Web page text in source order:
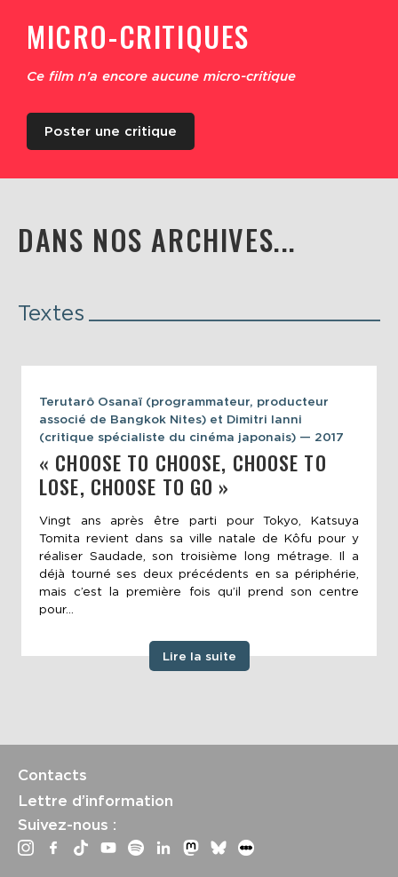
MICRO-CRITIQUES
Ce film n'a encore aucune micro-critique
Poster une critique
DANS NOS ARCHIVES...
Textes
Terutarô Osanaï (programmateur, producteur
associé de Bangkok Nites) et Dimitri Ianni
(critique spécialiste du cinéma japonais) — 2017
« CHOOSE TO CHOOSE, CHOOSE TO
LOSE, CHOOSE TO GO »
Vingt ans après être parti pour Tokyo, Katsuya
Tomita revient dans sa ville natale de Kôfu pour y
réaliser Saudade, son troisième long métrage. Il a
déjà tourné ses deux précédents en sa périphérie,
mais c’est la première fois qu’il prend son centre
pour...
Lire la suite
Contacts
Lettre d’information
Suivez-nous :